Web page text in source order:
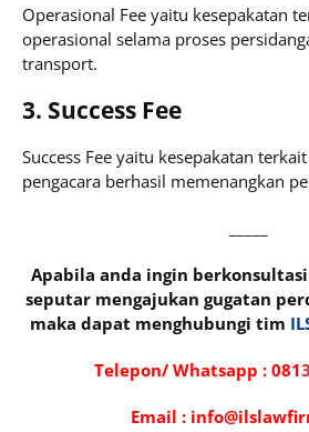
Operasional Fee yaitu kesepakatan
operasional selama proses
transport.
3. Success Fee
Success Fee yaitu kesepakatan
pengacara berhasil memenangkan
Apabila anda ingin
seputar mengajukan gugatan
maka dapat menghubungi tim
Telepon/ Whatsapp : 081
Email :